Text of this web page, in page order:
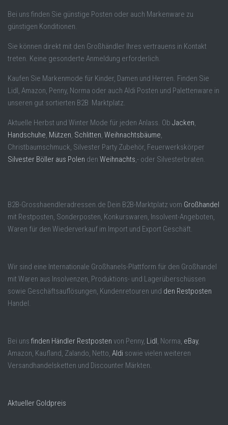
Bei uns finden Sie günstige Posten oder auch Markenware zu
günstigen Konditionen.
Sie können direkt mit den Großhändler Ihres vertrauens in Kontakt
treten. Keine gesonderte Anmeldung erforderlich.
Kaufen Sie Markenmode für Kinder, Damen und Herren. Finden Sie
Lidl, Amazon, Penny, Norma oder auch Aldi Posten und Palettenware in
unseren gut sortierten B2B Marktplatz.
Aktuelle Herbst und Winter Mode für jeden Anlass. Ob Jacken,
Handschuhe, Mützen, Schlitten, Weihnachtsbäume,
Christbaumschmuck, Silvester Party Zubehör, Feuerwerkskörper
Silvester Böller aus Polen den Weihnachts,- oder Silvesterbraten.
B2B-Grosshaendleradressen.de Dein B2B-Marktplatz vom Großhandel
mit Restposten, Sonderposten, Konkurswaren, Insolvent-Angeboten,
Waren für den Wiederverkauf im Import und Export Geschäft.
Wir sind eine Internationale Großhanels-Plattform für den Großhandel
mit Waren aus Insolvenzen, Produktions- und Lagerüberschüssen
sowie Geschäftsauflösungen, Kundenretouren und den Restposten
Handel.
Bei uns finden Händler Restposten von Penny, Lidl , Norma, eBay,
Amazon, Kaufland, Zalando, Netto, Aldi sowie vielen weiteren
Versandhandelsketten und Discounter Märkten.
Aktueller Goldpreis